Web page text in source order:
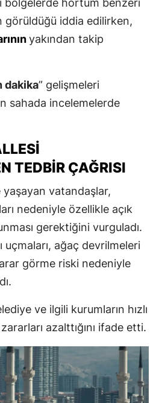
görüldüğü iddia edilirken,
yakından takip
dakika” gelişmeleri
sahada incelemelerde
TEDBIR ÇAĞRISI
yaşayan vatandaşlar,
nedeniyle özellikle açık
gerektiğini vurguladı.
uçmaları, ağaç devrilmeleri
görme riski nedeniyle
ve ilgili kurumların hızlı
azalttığını ifade etti.